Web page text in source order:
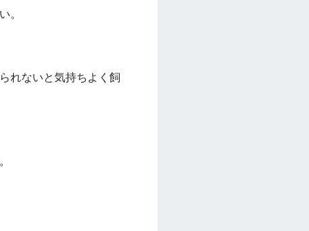
。
れないと気持ちよく飼